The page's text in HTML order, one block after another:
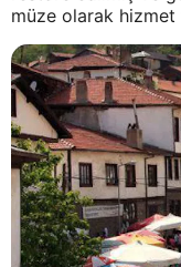
müze olarak